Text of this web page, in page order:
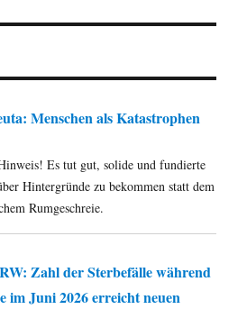
Menschen als Katastrophen
Es tut gut, solide und fundierte
Hintergründe zu bekommen statt dem
Rumgeschreie.
Zahl der Sterbefälle während
im Juni 2026 erreicht neuen